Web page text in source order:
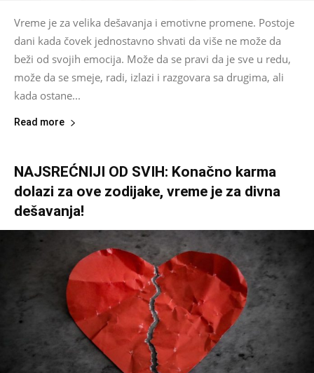
Vreme je za velika dešavanja i emotivne promene. Postoje
dani kada čovek jednostavno shvati da više ne može da
beži od svojih emocija. Može da se pravi da je sve u redu,
može da se smeje, radi, izlazi i razgovara sa drugima, ali
kada ostane...
Read more
NAJSREĆNIJI OD SVIH: Konačno karma
dolazi za ove zodijake, vreme je za divna
dešavanja!